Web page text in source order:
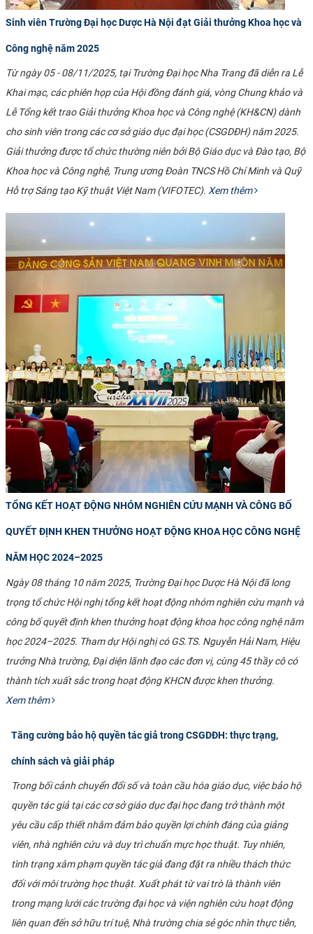
Sinh viên Trường Đại học Dược Hà Nội đạt Giải thưởng Khoa học và
Công nghệ năm 2025
Từ ngày 05 - 08/11/2025, tại Trường Đại học Nha Trang đã diễn ra Lễ
Khai mạc, các phiên họp của Hội đồng đánh giá, vòng Chung khảo và
Lễ Tổng kết trao Giải thưởng Khoa học và Công nghệ (KH&CN) dành
cho sinh viên trong các cơ sở giáo dục đại học (CSGDĐH) năm 2025.
Giải thưởng được tổ chức thường niên bởi Bộ Giáo dục và Đào tạo, Bộ
Khoa học và Công nghệ, Trung ương Đoàn TNCS Hồ Chí Minh và Quỹ
Hỗ trợ Sáng tạo Kỹ thuật Việt Nam (VIFOTEC).Xem thêm
TỔNG KẾT HOẠT ĐỘNG NHÓM NGHIÊN CỨU MẠNH VÀ CÔNG BỐ
QUYẾT ĐỊNH KHEN THƯỞNG HOẠT ĐỘNG KHOA HỌC CÔNG NGHỆ
NĂM HỌC 2024–2025
Ngày 08 tháng 10 năm 2025, Trường Đại học Dược Hà Nội đã long
trọng tổ chức Hội nghị tổng kết hoạt động nhóm nghiên cứu mạnh và
công bố quyết định khen thưởng hoạt động khoa học công nghệ năm
học 2024–2025. Tham dự Hội nghị có GS.TS. Nguyễn Hải Nam, Hiệu
trưởng Nhà trường, Đại diện lãnh đạo các đơn vị, cùng 45 thầy cô có
thành tích xuất sắc trong hoạt động KHCN được khen thưởng.
Xem thêm
Tăng cường bảo hộ quyền tác giả trong CSGDĐH: thực trạng,
chính sách và giải pháp
Trong bối cảnh chuyển đổi số và toàn cầu hóa giáo dục, việc bảo hộ
quyền tác giả tại các cơ sở giáo dục đại học đang trở thành một
yêu cầu cấp thiết nhằm đảm bảo quyền lợi chính đáng của giảng
viên, nhà nghiên cứu và duy trì chuẩn mực học thuật. Tuy nhiên,
tình trạng xâm phạm quyền tác giả đang đặt ra nhiều thách thức
đối với môi trường học thuật. Xuất phát từ vai trò là thành viên
trong mạng lưới các trường đại học và viện nghiên cứu hoạt động
liên quan đến sở hữu trí tuệ, Nhà trường chia sẻ góc nhìn thực tiễn,